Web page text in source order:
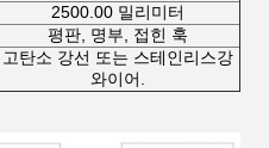
2500.00 밀리미터
평판, 명부, 접힌 훅
고탄소 강선 또는 스테인리스강
와이어.